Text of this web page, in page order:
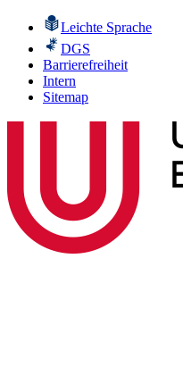
Leichte Sprache
DGS
Barrierefreiheit
Intern
Sitemap